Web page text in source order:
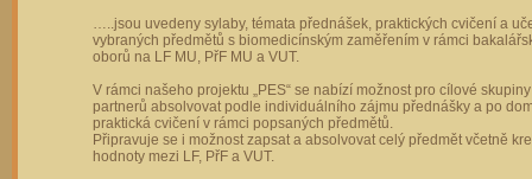
…..jsou uvedeny sylaby, témata přednášek, praktických cvičení a
vybraných předmětů s biomedicínským zaměřením v rámci
oborů na LF MU, PřF MU a VUT.
V rámci našeho projektu „PES“ se nabízí možnost pro cílové
partnerů absolvovat podle individuálního zájmu přednášky a po
praktická cvičení v rámci popsaných předmětů.
Připravuje se i možnost zapsat a absolvovat celý předmět včetně
hodnoty mezi LF, PřF a VUT.